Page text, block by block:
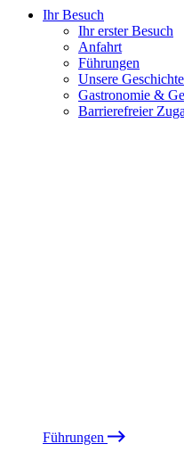
Ihr Besuch
Ihr erster Besuch
Anfahrt
Führungen
Unsere Geschichte
Gastronomie &
Barrierefreier
Führungen